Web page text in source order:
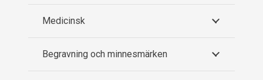
Medicinsk
Begravning och minnesmärken